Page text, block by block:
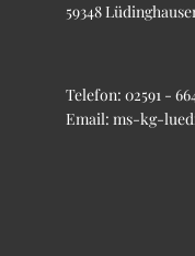
59348
Telefon: 02591 -
Email: ms-kg-